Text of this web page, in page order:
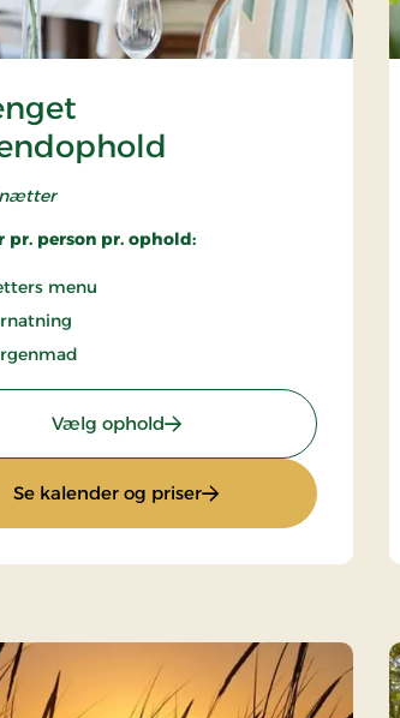
nætter
pr. person pr. ophold:
menu
Vælg ophold: Forlænget
Se kalender og priser: Forlænget